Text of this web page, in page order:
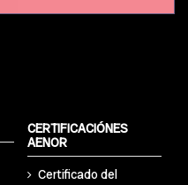
CERTIFICACIÓNES
AENOR
Certificado del